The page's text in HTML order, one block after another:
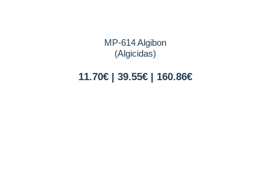
MP-614 Algibon
(Algicidas)
11.70€ | 39.55€ | 160.86€